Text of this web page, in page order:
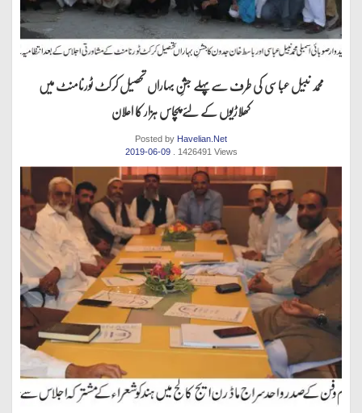
محمد نبیل عباسی کی طرف سےپہلے جشنِ بہاراں تحصیل کرکٹ ٹورنامنٹ میں
کھلاڑیوں کے لئے پچاس ہزار کا اعلان
Posted by Havelian.Net
2019-06-09
. 1426491 Views